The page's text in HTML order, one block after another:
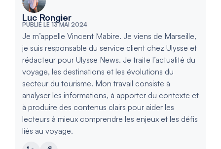
Luc Rongier
PUBLIÉ LE 13 MAI 2024
Je m’appelle Vincent Mabire. Je viens de Marseille,
je suis responsable du service client chez Ulysse et
rédacteur pour Ulysse News. Je traite l’actualité du
voyage, les destinations et les évolutions du
secteur du tourisme. Mon travail consiste à
analyser les informations, à apporter du contexte et
à produire des contenus clairs pour aider les
lecteurs à mieux comprendre les enjeux et les défis
liés au voyage.